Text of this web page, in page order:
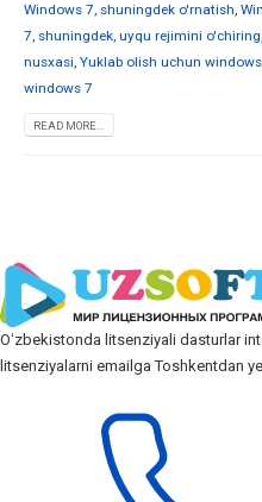
Windows 7, shuningdek o'rnatish,
7, shuningdek, uyqu rejimini o'chiring,
nusxasi, Yuklab olish uchun
windows 7
READ MORE...
Oʻzbekistonda litsenziyali dasturlar
litsenziyalarni emailga Toshkentdan